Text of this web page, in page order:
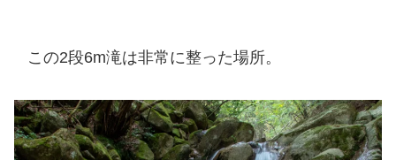
この2段6m滝は非常に整った場所。